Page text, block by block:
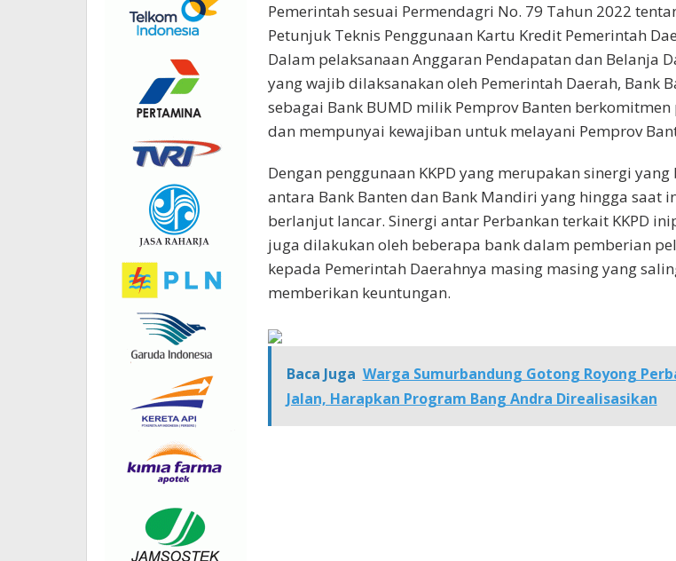
Pemerintah sesuai Permendagri No. 79 Tahun 2022
Petunjuk Teknis Penggunaan Kartu Kredit Pemerintah
Dalam pelaksanaan Anggaran Pendapatan dan Belanja
yang wajib dilaksanakan oleh Pemerintah Daerah, Bank
sebagai Bank BUMD milik Pemprov Banten berkomitmen
dan mempunyai kewajiban untuk melayani Pemprov
Dengan penggunaan KKPD yang merupakan sinergi yang
antara Bank Banten dan Bank Mandiri yang hingga saat
berlanjut lancar. Sinergi antar Perbankan terkait KKPD
juga dilakukan oleh beberapa bank dalam pemberian
kepada Pemerintah Daerahnya masing masing yang
memberikan keuntungan.
Baca Juga Warga Sumurbandung Gotong Royong
Jalan, Harapkan Program Bang Andra Direalisasikan